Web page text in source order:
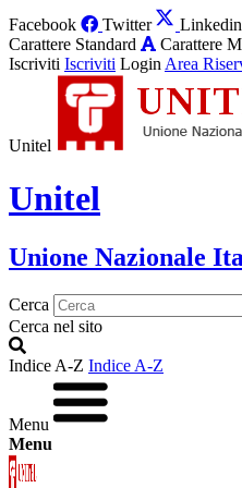
Facebook Twitter Linkedin
Carattere Standard
Carattere
Iscriviti Iscriviti Login Area
Unitel
Unitel
Unione Nazionale
Cerca
Cerca nel sito
Indice A-Z Indice A-Z
Menu
Menu